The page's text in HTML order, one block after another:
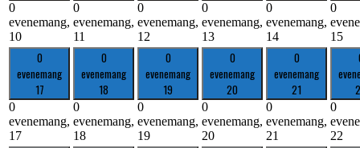
0
evenemang,
10
0
evenemang,
11
0
evenemang,
12
0
evenemang,
13
0
evenemang,
14
0
15
0
evenemang
17
0
evenemang,
17
0
evenemang
18
0
evenemang,
18
0
evenemang
19
0
evenemang,
19
0
evenemang
20
0
evenemang,
20
0
evenemang
21
0
evenemang,
21
0
22